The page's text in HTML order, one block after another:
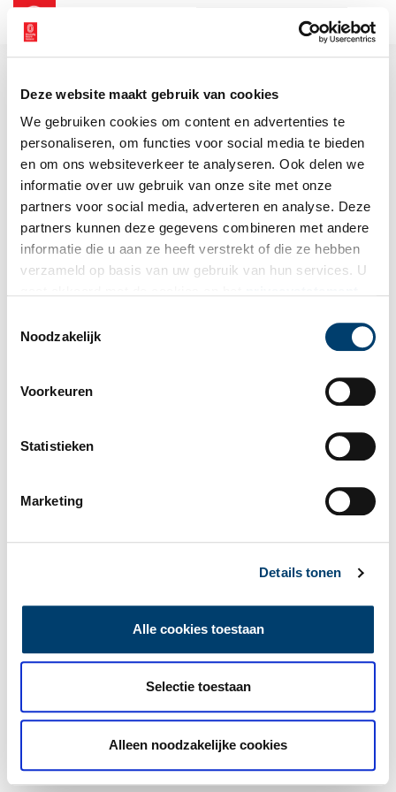
Deze website maakt gebruik van cookies
We gebruiken cookies om content en advertenties te
personaliseren, om functies voor social media te bieden
en om ons websiteverkeer te analyseren. Ook delen we
informatie over uw gebruik van onze site met onze
partners voor social media, adverteren en analyse. Deze
partners kunnen deze gegevens combineren met andere
informatie die u aan ze heeft verstrekt of die ze hebben
verzameld op basis van uw gebruik van hun services. U
Noodzakelijk
Voorkeuren
Statistieken
Marketing
Details tonen
Alle cookies toestaan
Selectie toestaan
Alleen noodzakelijke cookies